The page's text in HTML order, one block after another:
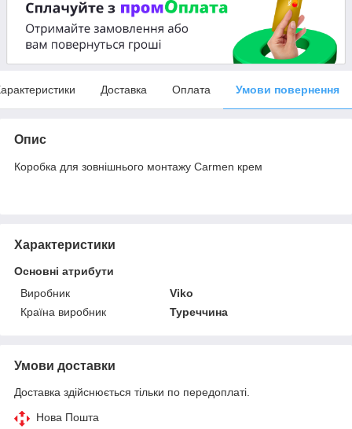
Доставка Оплата Умови повернення
Опис
Коробка для зовнішнього монтажу Carmen крем
Характеристики
Основні атрибути
Виробник
Viko
Країна виробник
Туреччина
Умови доставки
Доставка здійснюється тільки по передоплаті.
Нова Пошта